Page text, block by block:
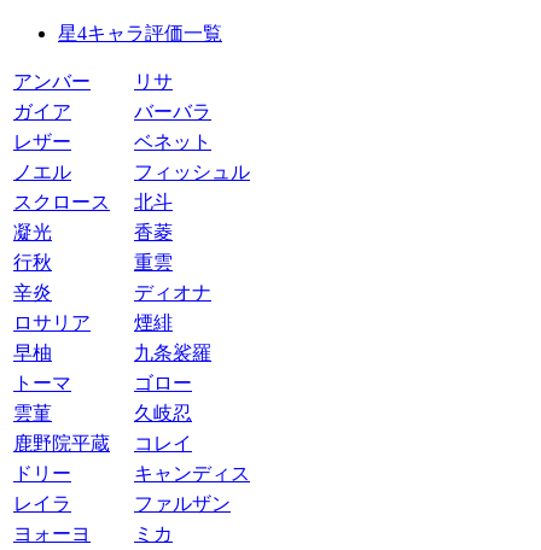
星4キャラ評価一覧
アンバー
リサ
ガイア
バーバラ
レザー
ベネット
ノエル
フィッシュル
スクロース
北斗
凝光
香菱
行秋
重雲
辛炎
ディオナ
ロサリア
煙緋
早柚
九条裟羅
トーマ
ゴロー
雲菫
久岐忍
鹿野院平蔵
コレイ
ドリー
キャンディス
レイラ
ファルザン
ヨォーヨ
ミカ